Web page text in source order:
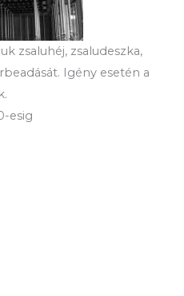
zsaluhéj, zsaludeszka,
Igény esetén a
esig